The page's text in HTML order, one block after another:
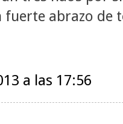
abrazo de
a las 17:56